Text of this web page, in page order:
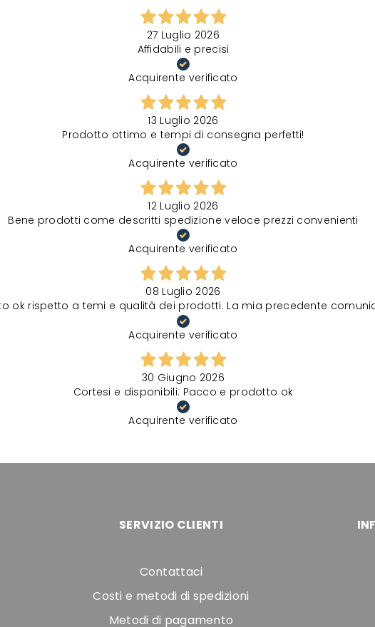
27 Luglio 2026
Affidabili e precisi
Acquirente verificato
13 Luglio 2026
Prodotto ottimo e tempi di consegna perfetti!
Acquirente verificato
12 Luglio 2026
Bene prodotti come descritti spedizione veloce prezzi convenienti
Acquirente verificato
08 Luglio 2026
ok rispetto a temi e qualità dei prodotti. La mia precedente
Acquirente verificato
30 Giugno 2026
Cortesi e disponibili. Pacco e prodotto ok
Acquirente verificato
SERVIZIO CLIENTI
Contattaci
Costi e metodi di spedizioni
Metodi di pagamento